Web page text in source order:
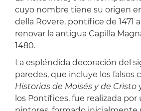
cuyo nombre tiene su origen
della Rovere, pontífice de 1471
renovar la antigua Capilla
1480.
La espléndida decoración del
paredes, que incluye los falsos
Historias de Moisés y de Cristo
los Pontífices, fue realizada